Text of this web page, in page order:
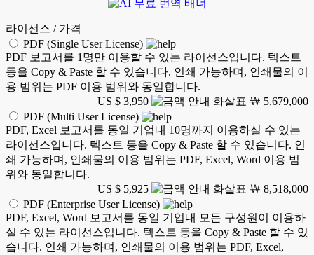
라이선스 / 가격
PDF (Single User License)
PDF 보고서를 1명만 이용할 수 있는 라이선스입니다. 텍스트
등을 Copy & Paste 할 수 있습니다. 인쇄 가능하며, 인쇄물의 이
용 범위는 PDF 이용 범위와 동일합니다.
US $ 3,950
￦ 5,679,000
PDF (Multi User License)
PDF, Excel 보고서를 동일 기업내 10명까지 이용하실 수 있는
라이선스입니다. 텍스트 등을 Copy & Paste 할 수 있습니다. 인
쇄 가능하며, 인쇄물의 이용 범위는 PDF, Excel, Word 이용 범
위와 동일합니다.
US $ 5,925
￦ 8,518,000
PDF (Enterprise User License)
PDF, Excel, Word 보고서를 동일 기업내 모든 구성원이 이용하
실 수 있는 라이선스입니다. 텍스트 등을 Copy & Paste 할 수 있
습니다. 인쇄 가능하며, 인쇄물의 이용 범위는 PDF, Excel,